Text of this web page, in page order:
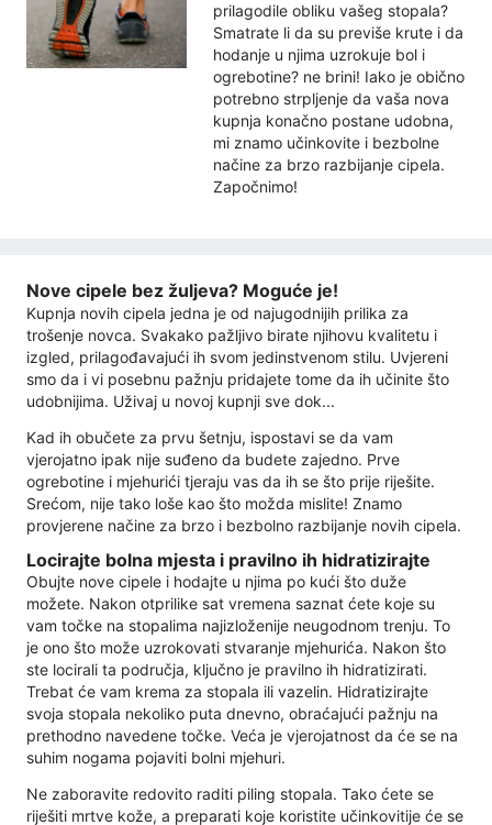
prilagodile obliku vašeg stopala?
Smatrate li da su previše krute i da
hodanje u njima uzrokuje bol i
ogrebotine? ne brini! Iako je obično
potrebno strpljenje da vaša nova
kupnja konačno postane udobna,
mi znamo učinkovite i bezbolne
načine za brzo razbijanje cipela.
Započnimo!
Nove cipele bez žuljeva? Moguće je!
Kupnja novih cipela jedna je od najugodnijih prilika za
trošenje novca. Svakako pažljivo birate njihovu kvalitetu i
izgled, prilagođavajući ih svom jedinstvenom stilu. Uvjereni
smo da i vi posebnu pažnju pridajete tome da ih učinite što
udobnijima. Uživaj u novoj kupnji sve dok...
Kad ih obučete za prvu šetnju, ispostavi se da vam
vjerojatno ipak nije suđeno da budete zajedno. Prve
ogrebotine i mjehurići tjeraju vas da ih se što prije riješite.
Srećom, nije tako loše kao što možda mislite! Znamo
provjerene načine za brzo i bezbolno razbijanje novih cipela.
Locirajte bolna mjesta i pravilno ih hidratizirajte
Obujte nove cipele i hodajte u njima po kući što duže
možete. Nakon otprilike sat vremena saznat ćete koje su
vam točke na stopalima najizloženije neugodnom trenju. To
je ono što može uzrokovati stvaranje mjehurića. Nakon što
ste locirali ta područja, ključno je pravilno ih hidratizirati.
Trebat će vam krema za stopala ili vazelin. Hidratizirajte
svoja stopala nekoliko puta dnevno, obraćajući pažnju na
prethodno navedene točke. Veća je vjerojatnost da će se na
suhim nogama pojaviti bolni mjehuri.
Ne zaboravite redovito raditi piling stopala. Tako ćete se
riješiti mrtve kože, a preparati koje koristite učinkovitije će se